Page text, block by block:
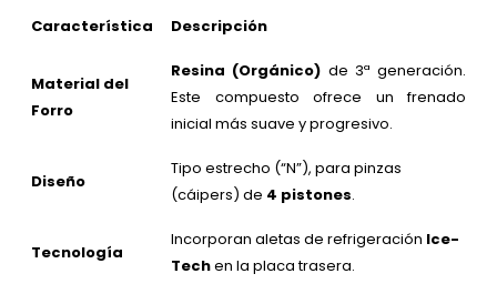
Característica Descripción
Material del
Forro
Resina (Orgánico) de 3ª generación.
Este compuesto ofrece un frenado
inicial más suave y progresivo.
Diseño
Tipo estrecho (“N”), para pinzas
(cáipers) de 4 pistones.
Tecnología
Incorporan aletas de refrigeración Ice-
Techen la placa trasera.